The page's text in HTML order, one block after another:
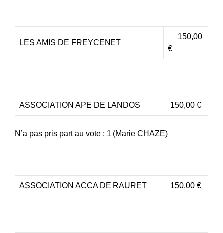
LES AMIS DE FREYCENET
150,00
€
ASSOCIATION APE DE LANDOS 150,00 €
N’a pas pris part au vote : 1 (Marie CHAZE)
ASSOCIATION ACCA DE RAURET 150,00 €